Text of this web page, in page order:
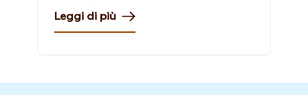
Leggi di più